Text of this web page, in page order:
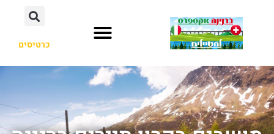
כרטיסים